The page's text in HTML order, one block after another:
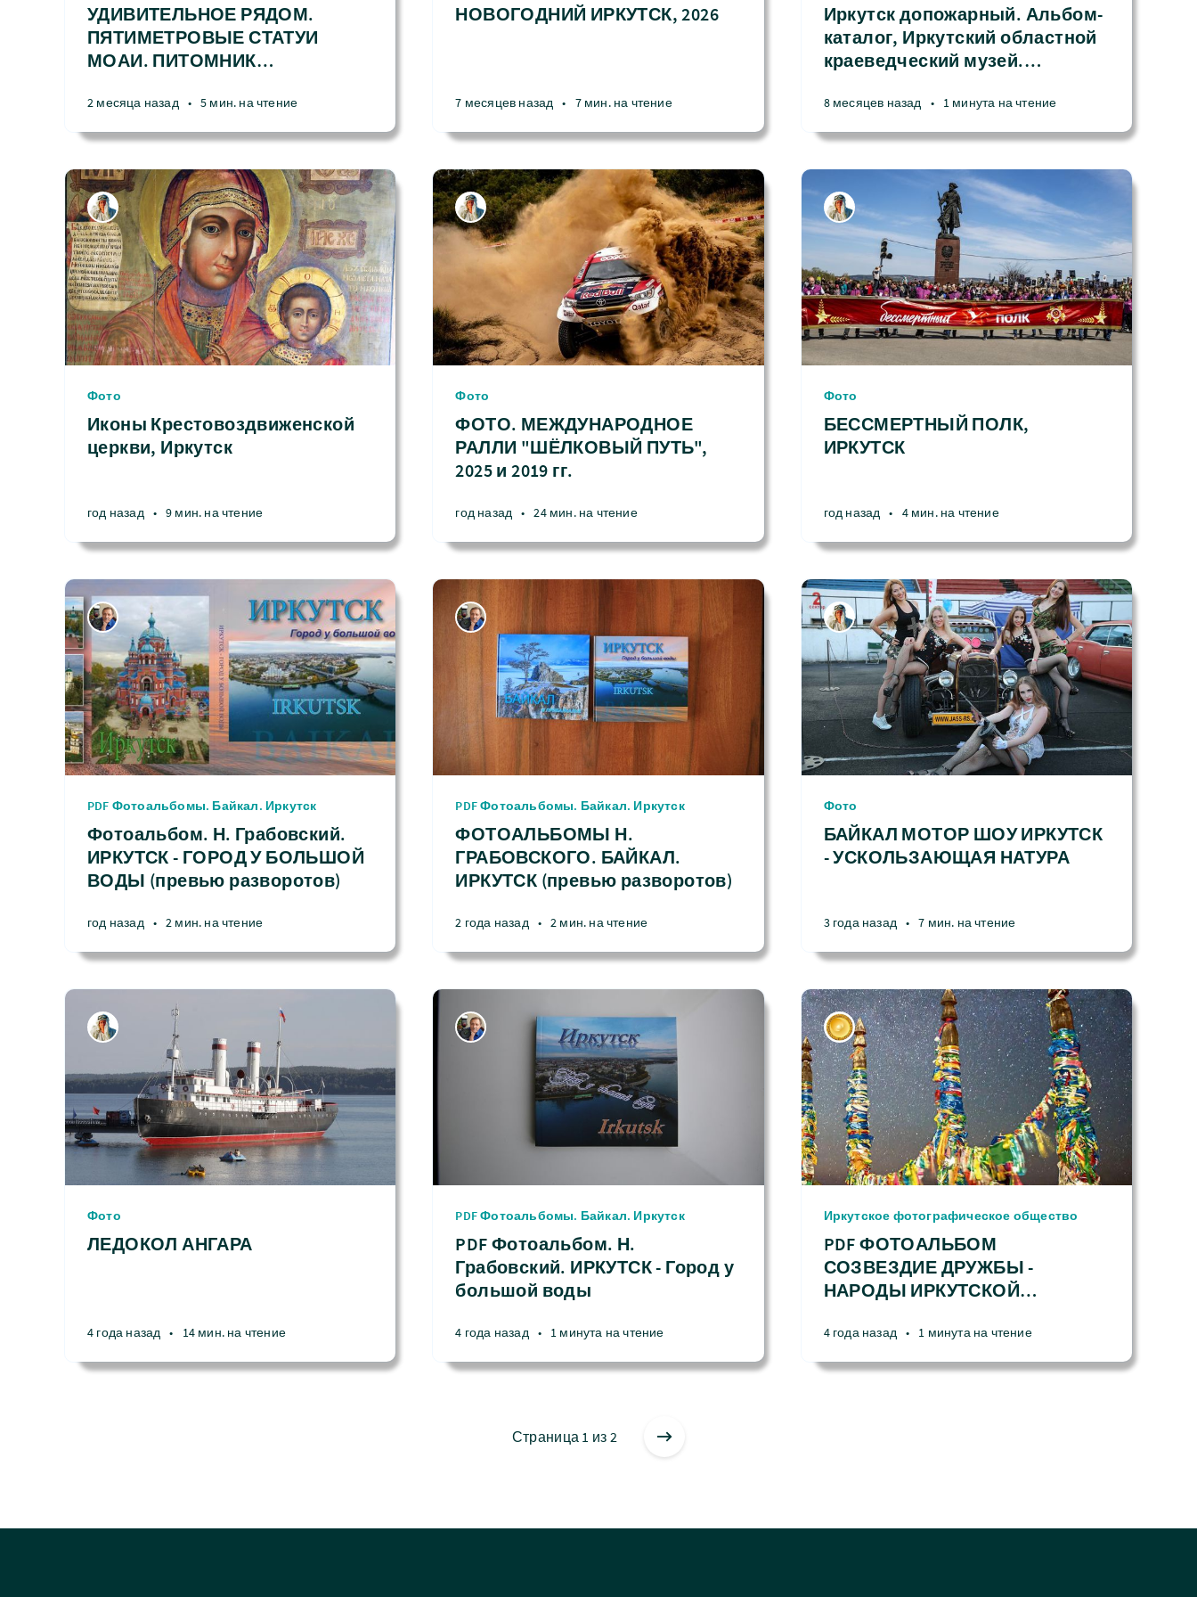
УДИВИТЕЛЬНОЕ РЯДОМ.
ПЯТИМЕТРОВЫЕ СТАТУИ
МОАИ. ПИТОМНИК…
2 месяца назад • 5 мин. на чтение
НОВОГОДНИЙ ИРКУТСК, 2026
7 месяцев назад • 7 мин. на чтение
Иркутск допожарный. Альбом-
каталог, Иркутский областной
краеведческий музей.…
8 месяцев назад • 1 минута на чтение
Фото
Иконы Крестовоздвиженской
церкви, Иркутск
год назад • 9 мин. на чтение
Фото
ФОТО. МЕЖДУНАРОДНОЕ
РАЛЛИ "ШЁЛКОВЫЙ ПУТЬ",
2025 и 2019 гг.
год назад • 24 мин. на чтение
Фото
БЕССМЕРТНЫЙ ПОЛК,
ИРКУТСК
год назад • 4 мин. на чтение
PDF Фотоальбомы. Байкал. Иркутск
Фотоальбом. Н. Грабовский.
ИРКУТСК - ГОРОД У БОЛЬШОЙ
ВОДЫ (превью разворотов)
год назад • 2 мин. на чтение
PDF Фотоальбомы. Байкал. Иркутск
ФОТОАЛЬБОМЫ Н.
ГРАБОВСКОГО. БАЙКАЛ.
ИРКУТСК (превью разворотов)
2 года назад • 2 мин. на чтение
Фото
БАЙКАЛ МОТОР ШОУ ИРКУТСК
- УСКОЛЬЗАЮЩАЯ НАТУРА
3 года назад • 7 мин. на чтение
Фото
ЛЕДОКОЛ АНГАРА
4 года назад • 14 мин. на чтение
PDF Фотоальбомы. Байкал. Иркутск
PDF Фотоальбом. Н.
Грабовский. ИРКУТСК - Город у
большой воды
4 года назад • 1 минута на чтение
Иркутское фотографическое общество
PDF ФОТОАЛЬБОМ
СОЗВЕЗДИЕ ДРУЖБЫ -
НАРОДЫ ИРКУТСКОЙ…
4 года назад • 1 минута на чтение
Страница 1 из 2